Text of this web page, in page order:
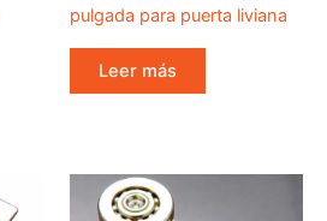
pulgada para puerta liviana
Leer más